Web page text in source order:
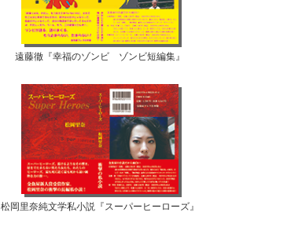
遠藤徹『幸福のゾンビ ゾンビ短編集』
松岡里奈純文学私小説『スーパーヒーローズ』